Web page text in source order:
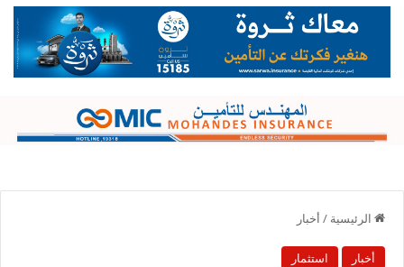
الرئيسية / أخبار
أخبار استثمار